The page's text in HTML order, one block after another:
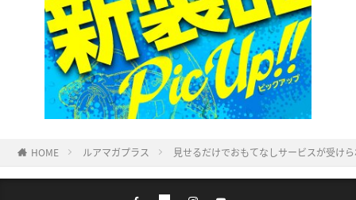
HOME ルアマガプラス 見せるだけでおもてなしサービスが受け